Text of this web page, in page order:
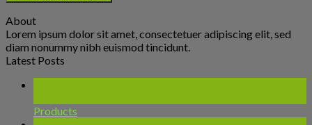
About
Lorem ipsum dolor sit amet, consectetuer adipiscing elit, sed
diam nonummy nibh euismod tincidunt.
Latest Posts
Products